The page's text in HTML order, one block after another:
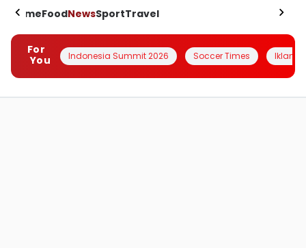
HomeFoodNewsSportTravel
For
You
Indonesia Summit 2026 Soccer Times Iklanin